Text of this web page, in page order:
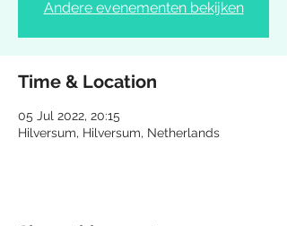
Andere evenementen bekijken
Time & Location
05 Jul 2022, 20:15
Hilversum, Hilversum, Netherlands